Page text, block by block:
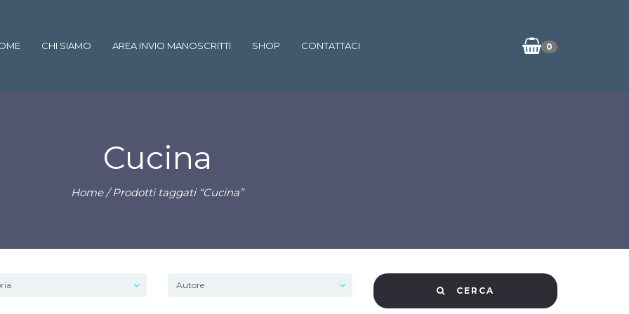
0
CHI SIAMO AREA INVIO MANOSCRITTI SHOP CONTATTACI
Cucina
Home/ Prodotti taggati “Cucina”
CERCA